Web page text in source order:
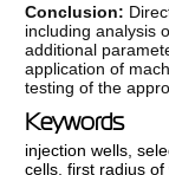
Conclusion:
including analysis
additional
application of
testing of the
Keywords
injection wells ,
cells ,first radius of